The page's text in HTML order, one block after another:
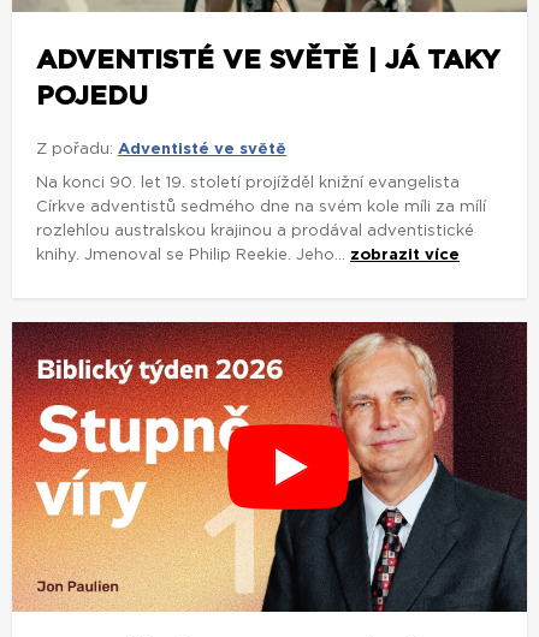
ADVENTISTÉ VE SVĚTĚ | JÁ TAKY
POJEDU
Z pořadu: Adventisté ve světě
Na konci 90. let 19. století projížděl knižní evangelista
Církve adventistů sedmého dne na svém kole míli za mílí
rozlehlou australskou krajinou a prodával adventistické
knihy. Jmenoval se Philip Reekie. Jeho... zobrazit více